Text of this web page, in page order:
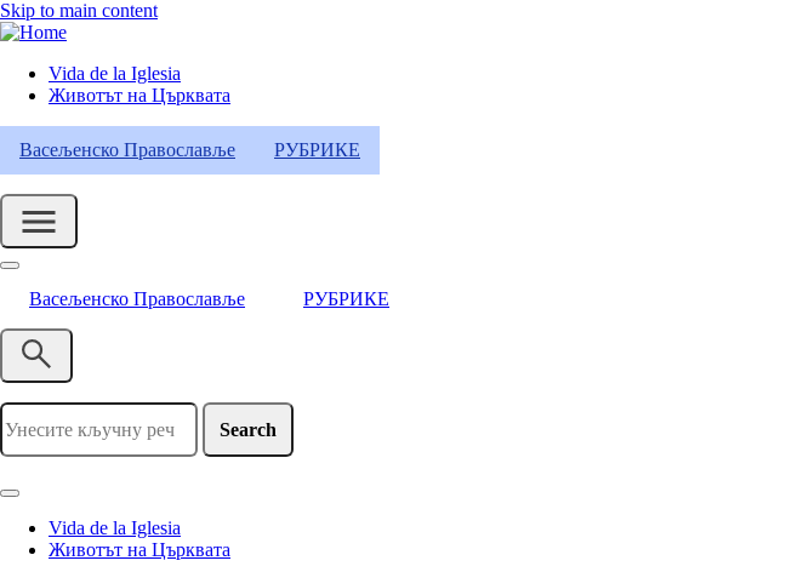
Skip to main content
Header
Category
Menu
Vida de la Iglesia
Животът на Църквата
Васељенско Православље РУБРИКЕ
Васељенско Православље РУБРИКЕ
Search
Vida de la Iglesia
Животът на Църквата